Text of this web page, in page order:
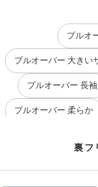
プルオ
プルオーバー 大きい
プルオーバー 長袖
プルオーバー 柔らか
裏フ